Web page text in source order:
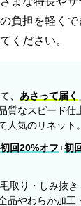
負担を軽く
ください。
、 あさって届く
質なスピード仕
人気のリネット。
初回20%オフ+初
取り・しみ抜
品やわらか加工